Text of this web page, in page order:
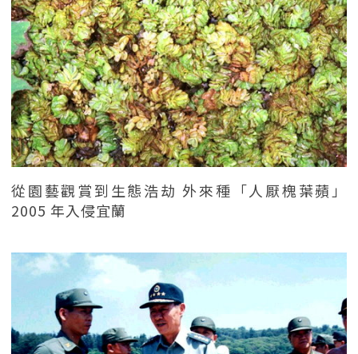
從園藝觀賞到生態浩劫 外來種「人厭槐葉蘋」
2005 年入侵宜蘭